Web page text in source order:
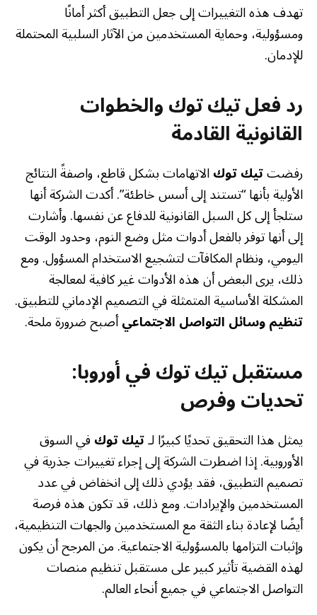
تهدف هذه التغييرات إلى جعل التطبيق أكثر أمانًا
ومسؤولية، وحماية المستخدمين من الآثار السلبية المحتملة
للإدمان.
رد فعل تيك توك والخطوات
القانونية القادمة
رفضتتيك توكالاتهامات بشكل قاطع، واصفةً النتائج
الأولية بأنها “تستند إلى أسس خاطئة”. أكدت الشركة أنها
ستلجأ إلى كل السبل القانونية للدفاع عن نفسها. وأشارت
إلى أنها توفر بالفعل أدوات مثل وضع النوم، وحدود الوقت
اليومي، ونظام المكافآت لتشجيع الاستخدام المسؤول. ومع
ذلك، يرى البعض أن هذه الأدوات غير كافية لمعالجة
المشكلة الأساسية المتمثلة في التصميم الإدماني للتطبيق.
تنظيم وسائل التواصل الاجتماعيأصبح ضرورة ملحة.
مستقبل تيك توك في أوروبا:
تحديات وفرص
يمثل هذا التحقيق تحديًا كبيرًا لـتيك توكفي السوق
الأوروبية. إذا اضطرت الشركة إلى إجراء تغييرات جذرية في
تصميم التطبيق، فقد يؤدي ذلك إلى انخفاض في عدد
المستخدمين والإيرادات. ومع ذلك، قد تكون هذه فرصة
أيضًا لإعادة بناء الثقة مع المستخدمين والجهات التنظيمية،
وإثبات التزامها بالمسؤولية الاجتماعية. من المرجح أن يكون
لهذه القضية تأثير كبير على مستقبل تنظيم منصات
التواصل الاجتماعي في جميع أنحاء العالم.